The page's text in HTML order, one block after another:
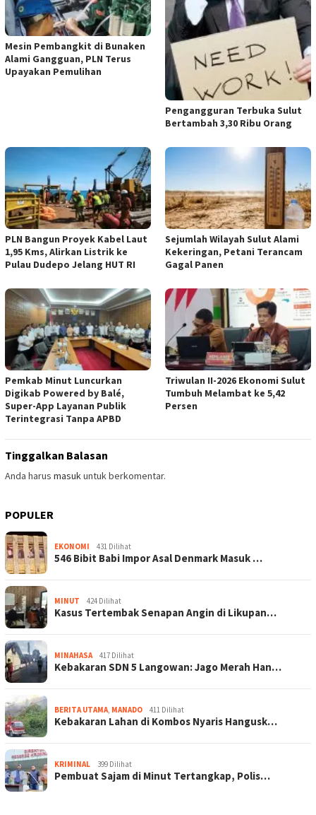
Mesin Pembangkit di Bunaken
Alami Gangguan, PLN Terus
Upayakan Pemulihan
Pengangguran Terbuka Sulut
Bertambah 3,30 Ribu Orang
PLN Bangun Proyek Kabel Laut
1,95 Kms, Alirkan Listrik ke
Pulau Dudepo Jelang HUT RI
Sejumlah Wilayah Sulut Alami
Kekeringan, Petani Terancam
Gagal Panen
Pemkab Minut Luncurkan
Digikab Powered by Balé,
Super-App Layanan Publik
Terintegrasi Tanpa APBD
Triwulan II-2026 Ekonomi Sulut
Tumbuh Melambat ke 5,42
Persen
Tinggalkan Balasan
Anda harus masukuntuk berkomentar.
POPULER
EKONOMI 431 Dilihat
546 Bibit Babi Impor Asal Denmark Masuk …
MINUT 424 Dilihat
Kasus Tertembak Senapan Angin di Likupan…
MINAHASA 417 Dilihat
Kebakaran SDN 5 Langowan: Jago Merah Han…
BERITA UTAMA, MANADO 411 Dilihat
Kebakaran Lahan di Kombos Nyaris Hangusk…
KRIMINAL 399 Dilihat
Pembuat Sajam di Minut Tertangkap, Polis…